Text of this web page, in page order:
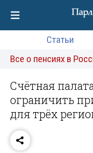
Статьи
Все о пенсиях в
Счётная
ограничить
для трёх